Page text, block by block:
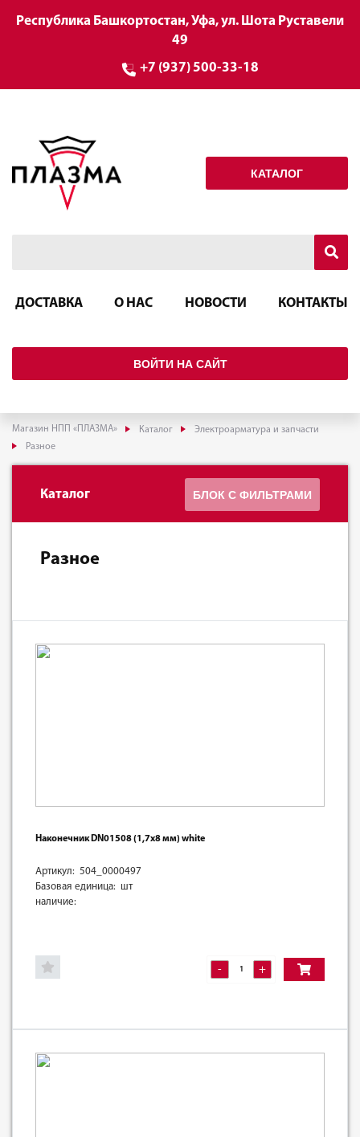
Республика Башкортостан, Уфа, ул. Шота Руставели
49
+7 (937) 500-33-18
КАТАЛОГ
ДОСТАВКА О НАС НОВОСТИ КОНТАКТЫ
ВОЙТИ НА САЙТ
Магазин НПП «ПЛАЗМА» Каталог
Электроарматура и запчасти
Разное
Каталог БЛОК С ФИЛЬТРАМИ
Разное
Наконечник DN01508 (1,7х8 мм) white
Артикул: 504_0000497
Базовая единица: шт
наличие:
- +